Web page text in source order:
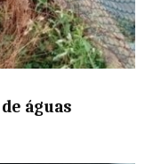
águas